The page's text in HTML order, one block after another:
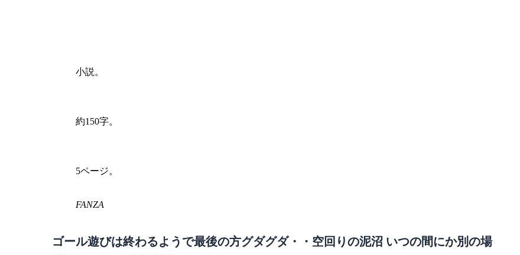
小説。
約150字。
5ページ。
FANZA
ゴール遊びは終わるようで最後の方グダグダ・・空回りの泥沼 いつの間にか別の場